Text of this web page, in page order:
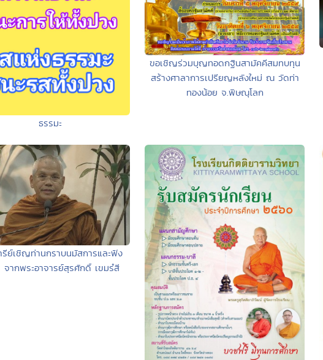
ธรรมะ
ขอเชิญร่วมบุญทอดกฐินสามัคคีสมทบทุน
สร้างศาลาการเปรียญหลังใหม่ ณ วัดท่า
ทองน้อย จ.พิษณุโลก
รีย์เชิญท่านกราบนมัสการและฟัง
จากพระอาจารย์สุรศักดิ์ เขมรํสี